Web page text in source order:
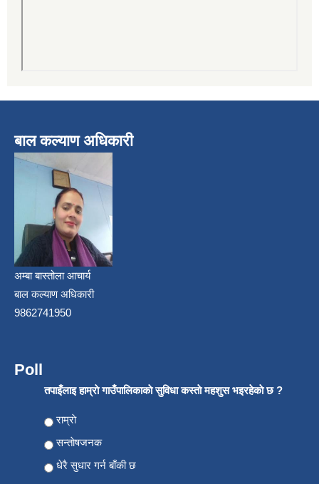
बाल कल्याण अधिकारी
अम्बा बास्तोला आचार्य
बाल कल्याण अधिकारी
9862741950
Poll
तपाइँलाइ हाम्राे गाउँपालिकाकाे सुविधा कस्ताे महशुस भइरहेकाे छ ?
Choices
राम्राे
सन्ताेषजनक
धेरै सुधार गर्न बाँकी छ